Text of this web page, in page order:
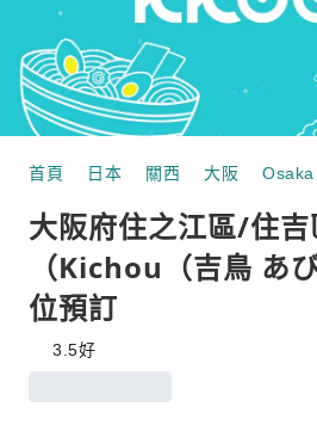
首頁 日本 關西 大阪
大阪府住之江區/住
（Kichou（吉鳥 あ
位預訂
3.5好